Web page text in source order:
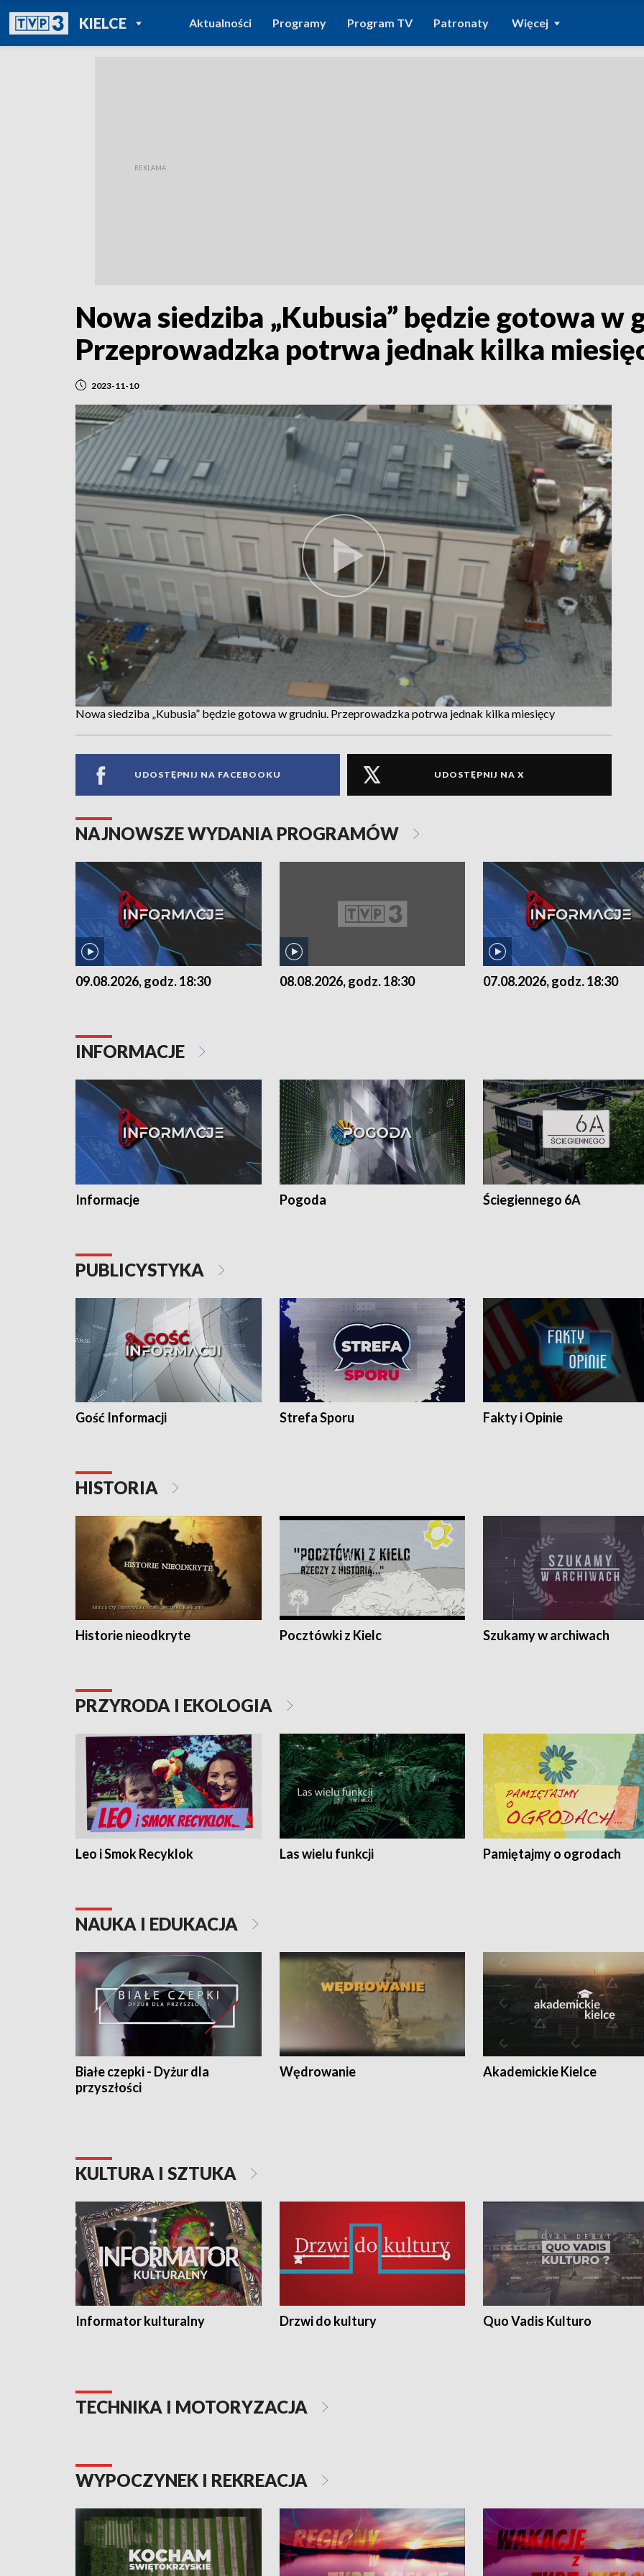
KIELCEPOWRÓT DO
TVP REGIONY
Aktualności Programy Program TV Patronaty Więcej
Nowa siedziba „Kubusia” będzie gotowa w
Przeprowadzka potrwa jednak kilka
2023-11-10
Nowa siedziba „Kubusia” będzie gotowa w grudniu. Przeprowadzka potrwa jednak kilka miesięcy
UDOSTĘPNIJ NA FACEBOOKU UDOSTĘPNIJ NA X
NAJNOWSZE WYDANIA PROGRAMÓW
09.08.2026, godz. 18:30 08.08.2026, godz. 18:30 07.08.2026, godz. 18:30
INFORMACJE
Informacje Pogoda Ściegiennego 6A
PUBLICYSTYKA
Gość Informacji Strefa Sporu Fakty i Opinie
HISTORIA
Historie nieodkryte Pocztówki z Kielc Szukamy w archiwach
PRZYRODA I EKOLOGIA
Leo i Smok Recyklok Las wielu funkcji Pamiętajmy o ogrodach
NAUKA I EDUKACJA
Białe czepki - Dyżur dla
przyszłości
Wędrowanie Akademickie Kielce
KULTURA I SZTUKA
Informator kulturalny Drzwi do kultury Quo Vadis Kulturo
TECHNIKA I MOTORYZACJA
WYPOCZYNEK I REKREACJA